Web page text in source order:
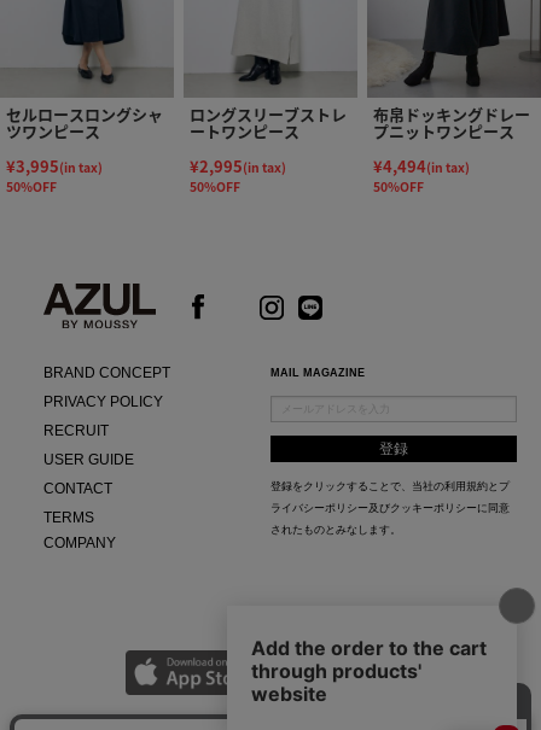
セルロースロングシャ
ツワンピース
¥3,995(in tax)
50%OFF
ロングスリーブストレ
ートワンピース
¥2,995(in tax)
50%OFF
布帛ドッキングドレー
プニットワンピース
¥4,494(in tax)
50%OFF
BRAND CONCEPT
PRIVACY POLICY
RECRUIT
USER GUIDE
CONTACT
TERMS
COMPANY
MAIL MAGAZINE
登録をクリックすることで、当社の利用規約と プ
ライバシーポリシー及びクッキーポリシー に同意
されたものとみなします。